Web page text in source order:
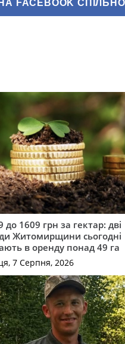
FACEBOOK
до 1609 грн за гектар: дві
Житомирщини сьогодні
в оренду понад 49 га
7 Серпня, 2026